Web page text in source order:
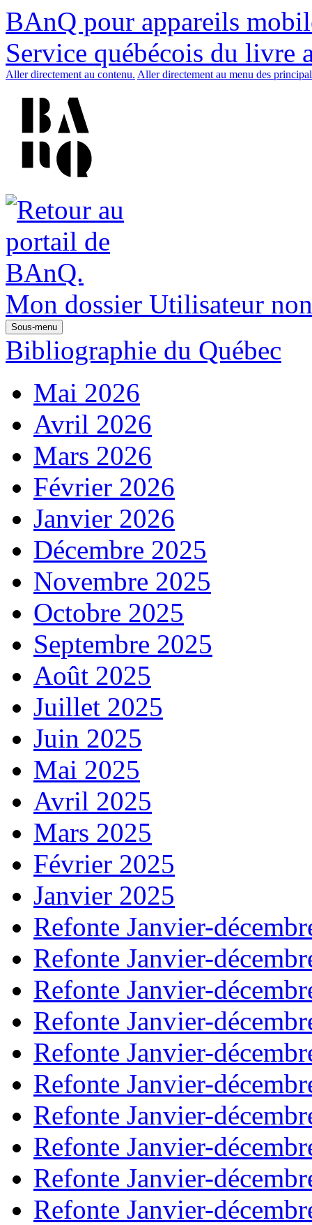
BAnQ pour appareils
Service québécois du livre
Aller directement au contenu. Aller directement au menu des
Mon dossier Utilisateur
Sous-menu
Bibliographie du Québec
Mai 2026
Avril 2026
Mars 2026
Février 2026
Janvier 2026
Décembre 2025
Novembre 2025
Octobre 2025
Septembre 2025
Août 2025
Juillet 2025
Juin 2025
Mai 2025
Avril 2025
Mars 2025
Février 2025
Janvier 2025
Refonte Janvier-
Refonte Janvier-
Refonte Janvier-
Refonte Janvier-
Refonte Janvier-
Refonte Janvier-
Refonte Janvier-
Refonte Janvier-
Refonte Janvier-
Refonte Janvier-